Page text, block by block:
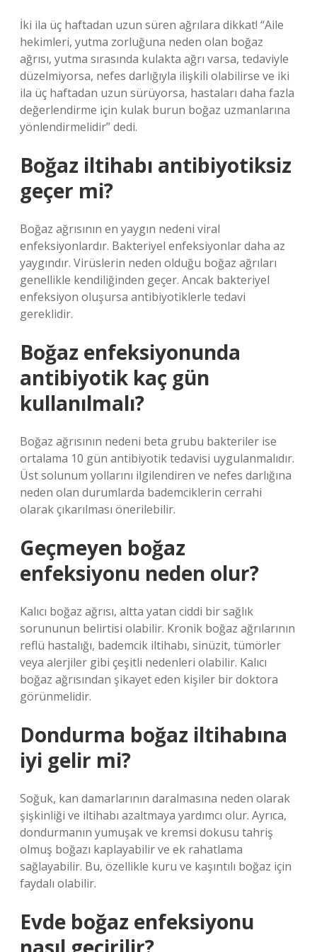
İki ila üç haftadan uzun süren ağrılara dikkat! “Aile
hekimleri, yutma zorluğuna neden olan boğaz
ağrısı, yutma sırasında kulakta ağrı varsa, tedaviyle
düzelmiyorsa, nefes darlığıyla ilişkili olabilirse ve iki
ila üç haftadan uzun sürüyorsa, hastaları daha fazla
değerlendirme için kulak burun boğaz uzmanlarına
yönlendirmelidir” dedi.
Boğaz iltihabı antibiyotiksiz
geçer mi?
Boğaz ağrısının en yaygın nedeni viral
enfeksiyonlardır. Bakteriyel enfeksiyonlar daha az
yaygındır. Virüslerin neden olduğu boğaz ağrıları
genellikle kendiliğinden geçer. Ancak bakteriyel
enfeksiyon oluşursa antibiyotiklerle tedavi
gereklidir.
Boğaz enfeksiyonunda
antibiyotik kaç gün
kullanılmalı?
Boğaz ağrısının nedeni beta grubu bakteriler ise
ortalama 10 gün antibiyotik tedavisi uygulanmalıdır.
Üst solunum yollarını ilgilendiren ve nefes darlığına
neden olan durumlarda bademciklerin cerrahi
olarak çıkarılması önerilebilir.
Geçmeyen boğaz
enfeksiyonu neden olur?
Kalıcı boğaz ağrısı, altta yatan ciddi bir sağlık
sorununun belirtisi olabilir. Kronik boğaz ağrılarının
reflü hastalığı, bademcik iltihabı, sinüzit, tümörler
veya alerjiler gibi çeşitli nedenleri olabilir. Kalıcı
boğaz ağrısından şikayet eden kişiler bir doktora
görünmelidir.
Dondurma boğaz iltihabına
iyi gelir mi?
Soğuk, kan damarlarının daralmasına neden olarak
şişkinliği ve iltihabı azaltmaya yardımcı olur. Ayrıca,
dondurmanın yumuşak ve kremsi dokusu tahriş
olmuş boğazı kaplayabilir ve ek rahatlama
sağlayabilir. Bu, özellikle kuru ve kaşıntılı boğaz için
faydalı olabilir.
Evde boğaz enfeksiyonu